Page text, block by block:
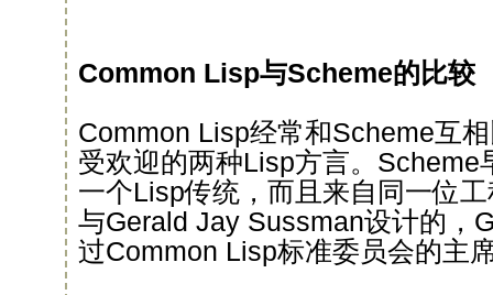
Common Lisp与Scheme的比较
Common Lisp经常和Scheme互
受欢迎的两种Lisp方言。Scheme
一个Lisp传统，而且来自同一位
与Gerald Jay Sussman设计的，
过Common Lisp标准委员会的主